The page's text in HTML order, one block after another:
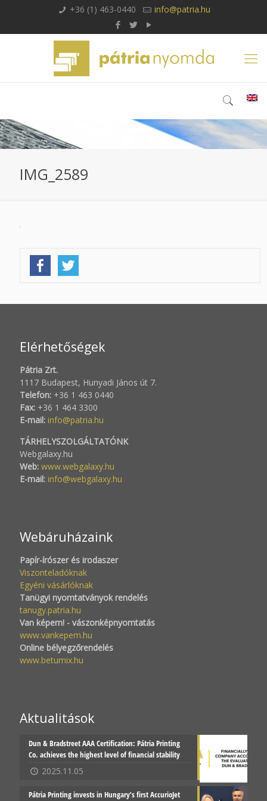
+36 (1) 463-0440 info@patria.hu
IMG_2589
Elérhetőségek
Pátria Zrt.
1117 Budapest, Hunyadi János út 7.
Telefon: +36 1 463 0440
Fax: +36 1 464 3300
E-mail: info@patria.hu
TÁRHELYSZOLGÁLTATÓNK
Webgalaxy.hu
Web: www.webgalaxy.hu
E-mail: info@webgalaxy.hu
Webáruházaink
Papír-írószer és irodaszer
Viszonteladóknak
Egyéni vásárlóknak
Tanügyi nyomtatványok rendelés
tanugy.patria.hu
Van képem! - vászonképnyomtatás
www.vankepem.hu
Online bélyegzőrendelés
www.betumix.hu
Aktualitások
Dun & Bradstreet AAA Certification: Pátria Printing
Co. achieves the highest level of financial stability
2025.11.05
Pátria Printing invests in Hungary’s first AccurioJet